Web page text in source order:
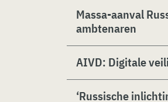
Massa-aanval
ambtenaren
AIVD: Digitale
‘Russische